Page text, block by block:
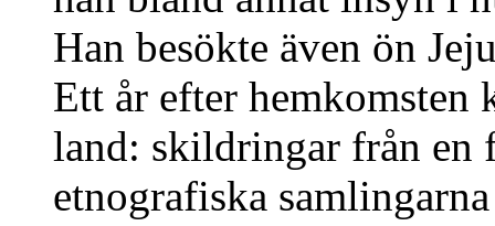
Han besökte även ön
Ett år efter hemkomsten
land: skildringar från en
etnografiska